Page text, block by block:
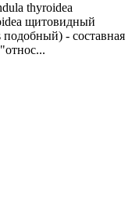
thyroidea
щитовидный
- составная